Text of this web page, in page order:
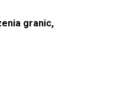
granic,